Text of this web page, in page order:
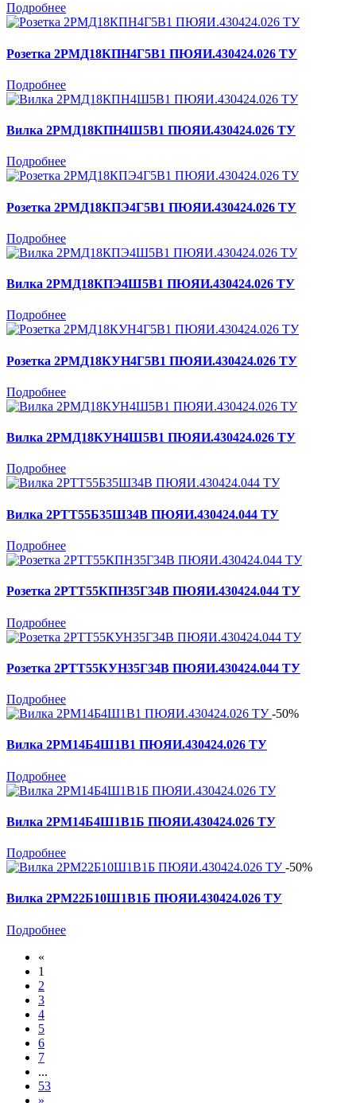
Подробнее
Розетка 2РМД18КПН4Г5В1 ПЮЯИ.430424.026 ТУ
Подробнее
Вилка 2РМД18КПН4Ш5В1 ПЮЯИ.430424.026 ТУ
Подробнее
Розетка 2РМД18КПЭ4Г5В1 ПЮЯИ.430424.026 ТУ
Подробнее
Вилка 2РМД18КПЭ4Ш5В1 ПЮЯИ.430424.026 ТУ
Подробнее
Розетка 2РМД18КУН4Г5В1 ПЮЯИ.430424.026 ТУ
Подробнее
Вилка 2РМД18КУН4Ш5В1 ПЮЯИ.430424.026 ТУ
Подробнее
Вилка 2РТТ55Б35Ш34В ПЮЯИ.430424.044 ТУ
Подробнее
Розетка 2РТТ55КПН35Г34В ПЮЯИ.430424.044 ТУ
Подробнее
Розетка 2РТТ55КУН35Г34В ПЮЯИ.430424.044 ТУ
Подробнее
-50%
Вилка 2РМ14Б4Ш1В1 ПЮЯИ.430424.026 ТУ
Подробнее
Вилка 2РМ14Б4Ш1В1Б ПЮЯИ.430424.026 ТУ
Подробнее
-50%
Вилка 2РМ22Б10Ш1В1Б ПЮЯИ.430424.026 ТУ
Подробнее
«
1
2
3
4
5
6
7
...
53
»